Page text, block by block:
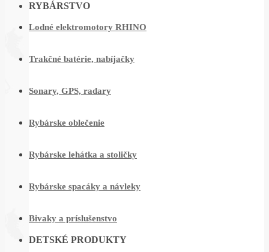
RYBÁRSTVO
Lodné elektromotory RHINO
Trakčné batérie, nabíjačky
Sonary, GPS, radary
Rybárske oblečenie
Rybárske lehátka a stoličky
Rybárske spacáky a návleky
Bivaky a príslušenstvo
DETSKÉ PRODUKTY